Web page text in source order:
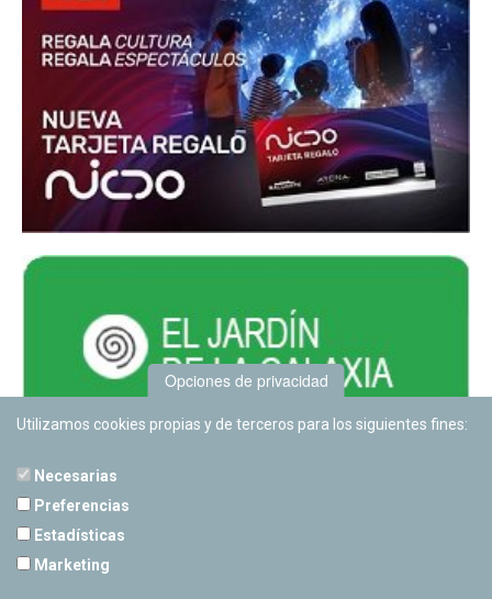
Opciones de privacidad
Utilizamos cookies propias y de terceros para los siguientes fines:
Necesarias
Preferencias
Estadísticas
Marketing